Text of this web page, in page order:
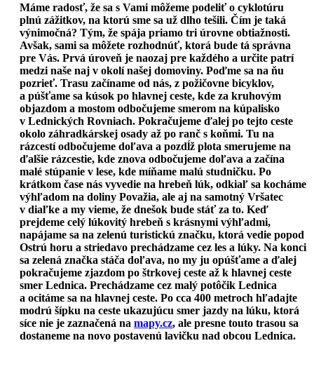
Máme radosť, že sa s Vami môžeme podeliť o cyklotúru
plnú zážitkov, na ktorú sme sa už dlho tešili. Čím je taká
výnimočná? Tým, že spája priamo tri úrovne obtiažnosti.
Avšak, sami sa môžete rozhodnúť, ktorá bude tá správna
pre Vás. Prvá úroveň je naozaj pre každého a určite patrí
medzi naše naj v okolí našej domoviny. Poďme sa na ňu
pozrieť. Trasu začíname od nás, z požičovne bicyklov,
a púšťame sa kúsok po hlavnej ceste, kde za kruhovým
objazdom a mostom odbočujeme smerom na kúpalisko
v Lednických Rovniach. Pokračujeme ďalej po tejto ceste
okolo záhradkárskej osady až po ranč s koňmi. Tu na
rázcestí odbočujeme doľava a pozdĺž plota smerujeme na
ďalšie rázcestie, kde znova odbočujeme doľava a začína
malé stúpanie v lese, kde míňame malú studničku. Po
krátkom čase nás vyvedie na hrebeň lúk, odkiaľ sa kocháme
výhľadom na doliny Považia, ale aj na samotný Vršatec
v diaľke a my vieme, že dnešok bude stáť za to. Keď
prejdeme celý lúkovitý hrebeň s krásnymi výhľadmi,
napájame sa na zelenú turistickú značku, ktorá vedie popod
Ostrú horu a striedavo prechádzame cez les a lúky. Na konci
sa zelená značka stáča doľava, no my ju opúšťame a ďalej
pokračujeme zjazdom po štrkovej ceste až k hlavnej ceste
smer Lednica. Prechádzame cez malý potôčik Lednica
a ocitáme sa na hlavnej ceste. Po cca 400 metroch hľadajte
modrú šípku na ceste ukazujúcu smer jazdy na lúku, ktorá
síce nie je zaznačená na mapy.cz, ale presne touto trasou sa
dostaneme na novo postavenú lavičku nad obcou Lednica.